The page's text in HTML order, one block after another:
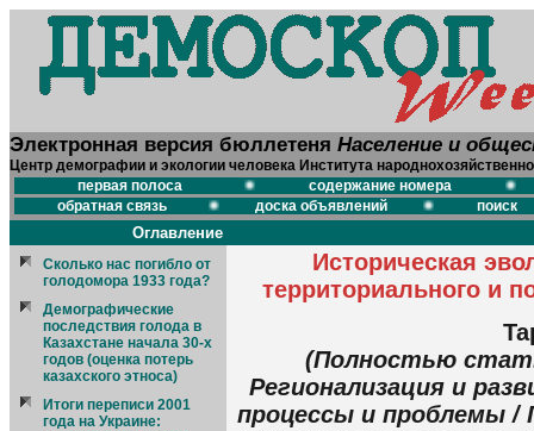
Электронная версия бюллетеня Население и
Центр демографии и экологии человека Института
первая полоса
содержание номера
обратная связь
доска объявлений поиск
Оглавление
Сколько нас погибло от
голодомора 1933 года?
Демографические
последствия голода в
Казахстане начала 30-х
годов (оценка потерь
казахского этноса)
Итоги переписи 2001
года на Украине:
Историческая
территориального и
(Полностью
Регионализация и
процессы и проблемы /